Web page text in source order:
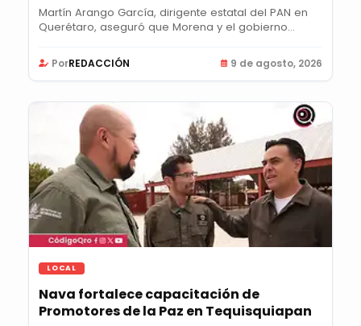
Martín Arango García, dirigente estatal del PAN en
Querétaro, aseguró que Morena y el gobierno...
PorREDACCIÓN 9 de agosto, 2026
LOCAL
Nava fortalece capacitación de
Promotores de la Paz en Tequisquiapan